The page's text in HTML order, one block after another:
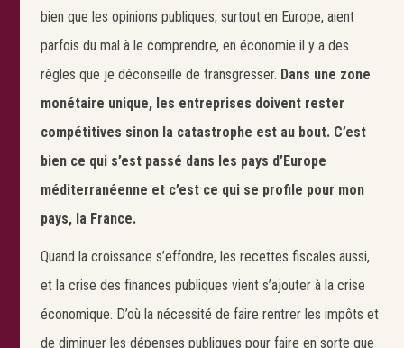
bien que les opinions publiques, surtout en Europe, aient
parfois du mal à le comprendre, en économie il y a des
règles que je déconseille de transgresser. Dans une zone
monétaire unique, les entreprises doivent rester
compétitives sinon la catastrophe est au bout. C’est
bien ce qui s’est passé dans les pays d’Europe
méditerranéenne et c’est ce qui se profile pour mon
pays, la France.
Quand la croissance s’effondre, les recettes fiscales aussi,
et la crise des finances publiques vient s’ajouter à la crise
économique. D’où la nécessité de faire rentrer les impôts et
de diminuer les dépenses publiques pour faire en sorte que